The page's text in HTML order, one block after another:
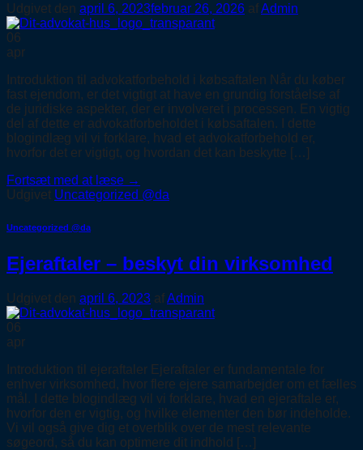
Udgivet den april 6, 2023februar 26, 2026 afAdmin
06
apr
Introduktion til advokatforbehold i købsaftalen Når du køber
fast ejendom, er det vigtigt at have en grundig forståelse af
de juridiske aspekter, der er involveret i processen. En vigtig
del af dette er advokatforbeholdet i købsaftalen. I dette
blogindlæg vil vi forklare, hvad et advokatforbehold er,
hvorfor det er vigtigt, og hvordan det kan beskytte […]
Fortsæt med at læse →
Udgivet Uncategorized @da
Uncategorized @da
Ejeraftaler – beskyt din virksomhed
Udgivet den april 6, 2023 afAdmin
06
apr
Introduktion til ejeraftaler Ejeraftaler er fundamentale for
enhver virksomhed, hvor flere ejere samarbejder om et fælles
mål. I dette blogindlæg vil vi forklare, hvad en ejeraftale er,
hvorfor den er vigtig, og hvilke elementer den bør indeholde.
Vi vil også give dig et overblik over de mest relevante
søgeord, så du kan optimere dit indhold […]